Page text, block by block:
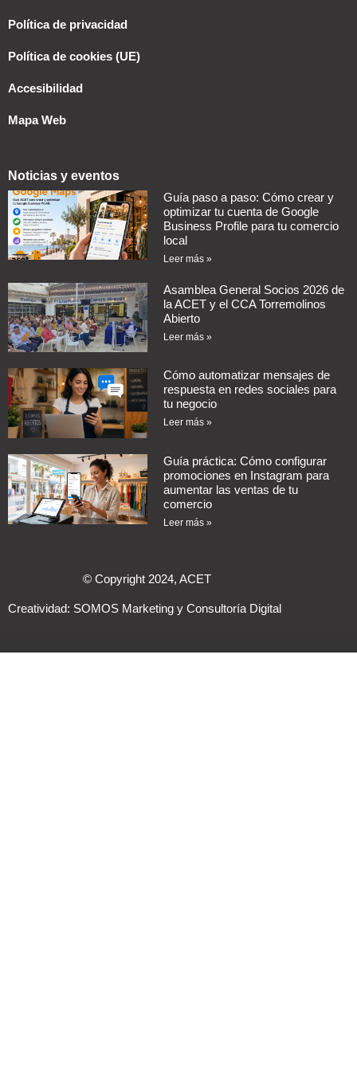
Política de privacidad
Política de cookies (UE)
Accesibilidad
Mapa Web
Noticias y eventos
Guía paso a paso: Cómo crear y
optimizar tu cuenta de Google
Business Profile para tu comercio
local
Leer más »
Asamblea General Socios 2026 de
la ACET y el CCA Torremolinos
Abierto
Leer más »
Cómo automatizar mensajes de
respuesta en redes sociales para
tu negocio
Leer más »
Guía práctica: Cómo configurar
promociones en Instagram para
aumentar las ventas de tu
comercio
Leer más »
© Copyright 2024, ACET
Creatividad: SOMOS Marketing y Consultoría Digital